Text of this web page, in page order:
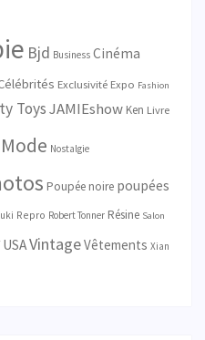
Bjd Business Cinéma
Exclusivité Expo Fashion
ToysJAMIEshow Ken Livre
Mode Nostalgie
Poupée noire poupées
Repro Robert Tonner Résine Salon
USAVintageVêtements Xian